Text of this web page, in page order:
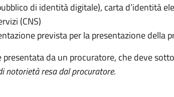
di identità digitale), carta d’identità
(CNS)
prevista per la presentazione della
presentata da un procuratore, che deve
notorietà resa dal procuratore.